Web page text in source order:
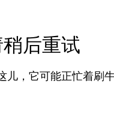
后重试
儿，它可能正忙着刷